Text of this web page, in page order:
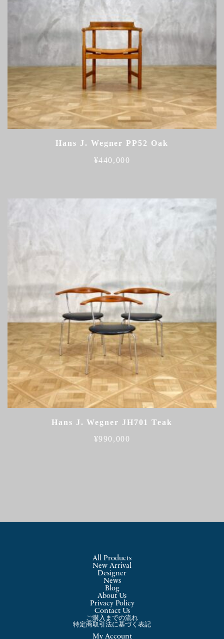
Hans J. Wegner PP52 Oak
¥440,000
Hans J. Wegner JH701 Teak
¥990,000
All Products
New Arrival
Designer
News
Blog
About Us
Privacy Policy
Contact Us
ご購入までの流れ
特定商取引法に基づく表記
My Account